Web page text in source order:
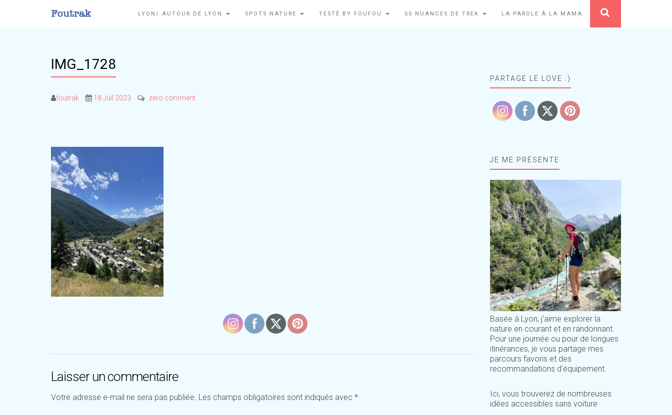
LYON/ AUTOUR DE LYON SPOTS NATURE TESTÉ BY FOUFOU 50 NUANCES DE TREK LA PAROLE À LA MAMA
IMG_1728
foutrak 18 Juil 2023 zero comment
Laisser un commentaire
Votre adresse e-mail ne sera pas publiée. Les champs obligatoires sont indiqués avec *
PARTAGE LE LOVE :)
JE ME PRÉSENTE
Basée à Lyon, j'aime explorer la
nature en courant et en randonnant.
Pour une journée ou pour de longues
itinérances, je vous partage mes
parcours favoris et des
recommandations d'équipement.
Ici, vous trouverez de nombreuses
idées accessibles sans voiture